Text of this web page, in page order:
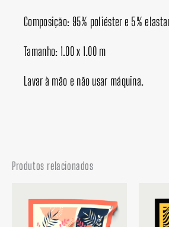
Composição: 95% poliéster e 5%
Tamanho: 1.00 x 1.00 m
Lavar à mão e não usar máquina.
Produtos relacionados